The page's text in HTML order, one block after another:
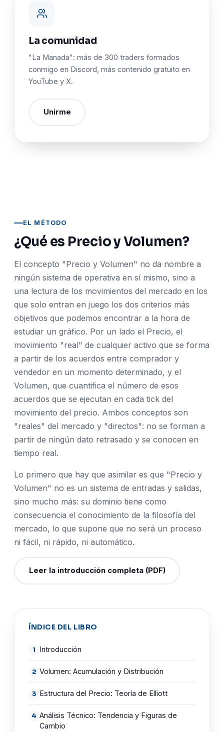
La comunidad
"La Manada": más de 300 traders formados
conmigo en Discord, más contenido gratuito en
YouTube y X.
Unirme
EL MÉTODO
¿Qué es Precio y Volumen?
El concepto "Precio y Volumen" no da nombre a
ningún sistema de operativa en sí mismo, sino a
una lectura de los movimientos del mercado en los
que solo entran en juego los dos criterios más
objetivos que podemos encontrar a la hora de
estudiar un gráfico. Por un lado el Precio, el
movimiento "real" de cualquier activo que se forma
a partir de los acuerdos entre comprador y
vendedor en un momento determinado, y el
Volumen, que cuantifica el número de esos
acuerdos que se ejecutan en cada tick del
movimiento del precio. Ambos conceptos son
"reales" del mercado y "directos": no se forman a
partir de ningún dato retrasado y se conocen en
tiempo real.
Lo primero que hay que asimilar es que "Precio y
Volumen" no es un sistema de entradas y salidas,
sino mucho más: su dominio tiene como
consecuencia el conocimiento de la filosofía del
mercado, lo que supone que no será un proceso
ni fácil, ni rápido, ni automático.
Leer la introducción completa (PDF)
ÍNDICE DEL LIBRO
Introducción
Volumen: Acumulación y Distribución
Estructura del Precio: Teoría de Elliott
Análisis Técnico: Tendencia y Figuras de
Cambio